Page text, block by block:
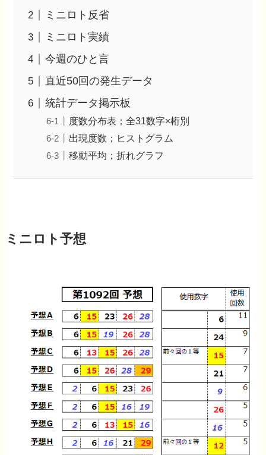
ミニロト反省
ミニロト実績
今週のひと言
直近50回の発生データ
統計データ掲示板
度数分布表；全31数字×桁別
出現度数；ヒストグラム
移動平均；折れグラフ
ミニロト予想